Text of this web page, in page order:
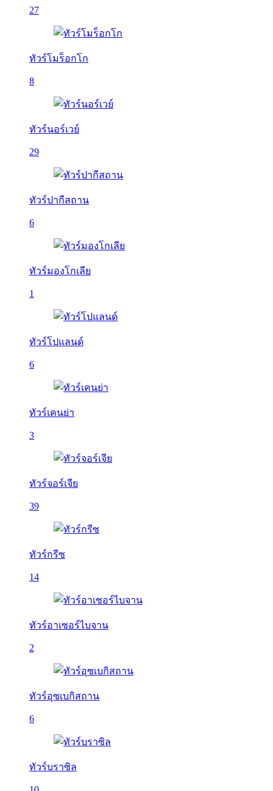
27
ทัวร์โมร็อกโก
8
ทัวร์นอร์เวย์
29
ทัวร์ปากีสถาน
6
ทัวร์มองโกเลีย
1
ทัวร์โปแลนด์
6
ทัวร์เคนย่า
3
ทัวร์จอร์เจีย
39
ทัวร์กรีซ
14
ทัวร์อาเซอร์ไบจาน
2
ทัวร์อุซเบกิสถาน
6
ทัวร์บราซิล